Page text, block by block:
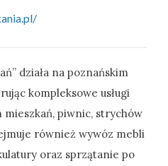
działa na poznańskim
kompleksowe usługi
piwnic, strychów
również wywóz mebli
oraz sprzątanie po